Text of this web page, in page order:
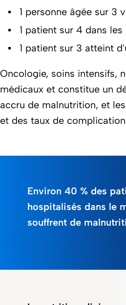
1 personne âgée sur 3
1 patient sur 4 dans les
1 patient sur 3 atteint
Oncologie, soins intensifs,
médicaux et constitue un
accru de malnutrition, et
et des taux de
Environ 40 % des
hospitalisés dans le
souffrent de